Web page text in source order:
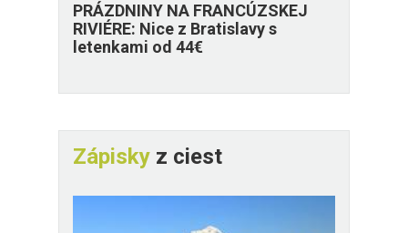
PRÁZDNINY NA FRANCÚZSKEJ
RIVIÉRE: Nice z Bratislavy s
letenkami od 44€
Zápisky z ciest